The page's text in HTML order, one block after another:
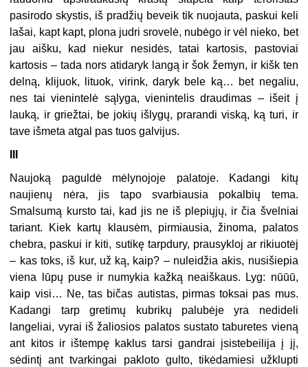
pasirodo skystis, iš pradžių beveik tik nuojauta, paskui keli
lašai, kapt kapt, plona judri srovelė, nubėgo ir vėl nieko, bet
jau aišku, kad niekur nesidės, tatai kartosis, pastoviai
kartosis – tada nors atidaryk langą ir šok žemyn, ir kišk ten
delną, klijuok, lituok, virink, daryk bele ką… bet negaliu,
nes tai vienintelė sąlyga, vienintelis draudimas – išeit į
lauką, ir griežtai, be jokių išlygų, prarandi viską, ką turi, ir
tave išmeta atgal pas tuos galvijus.
Naujoką paguldė mėlynojoje palatoje. Kadangi kitų
naujienų nėra, jis tapo svarbiausia pokalbių tema.
Smalsumą kursto tai, kad jis ne iš plepiųjų, ir čia švelniai
tariant. Kiek kartų klausėm, pirmiausia, žinoma, palatos
chebra, paskui ir kiti, sutikę tarpdury, prausykloj ar rikiuotėj
– kas toks, iš kur, už ką, kaip? – nuleidžia akis, nusišiepia
viena lūpų puse ir numykia kažką neaiškaus. Lyg: nūūū,
kaip visi… Ne, tas bičas autistas, pirmas toksai pas mus.
Kadangi tarp gretimų kubrikų palubėje yra nedideli
langeliai, vyrai iš žaliosios palatos sustato taburetes vieną
ant kitos ir ištempę kaklus tarsi gandrai įsistebeilija į jį,
sėdintį ant tvarkingai pakloto gulto, tikėdamiesi užklupti